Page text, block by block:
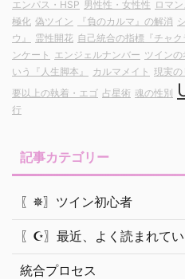
エンパス・HSP 男性性・女性性 ロマ
極化 偽ツイン 『負のカルマ』の解消
ウ』
霊性開花 自己統合の指標『チャク
ンケート エンジェルナンバー ツインの
いう『人生脚本』
カルマメイト 現実の
要以上の執着・エゴ 占星術 魂の性別
行
記事カテゴリー
〖✵〗ツイン初心者
〖☪︎〗最近、よく読まれて
統合プロセス